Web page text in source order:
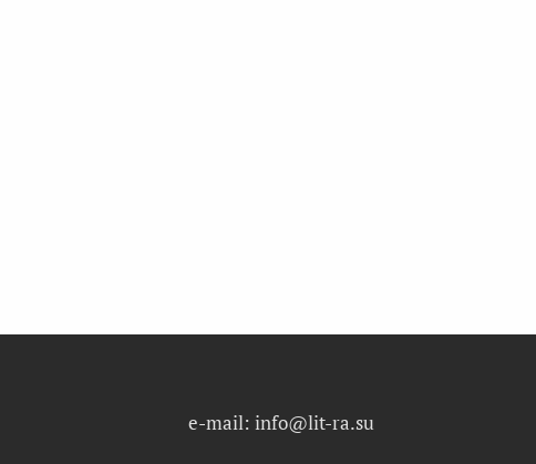
e-mail: info@lit-ra.su